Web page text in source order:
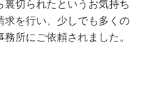
切られたというお気持ち
を行い、少しでも多くの
所にご依頼されました。